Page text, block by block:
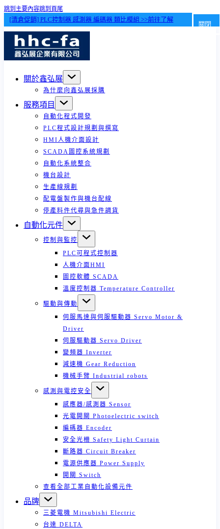
跳到主要內容跳到頁尾
[清倉促銷] PLC控制器 感測器 編碼器 類比模組 >>前往了解
關閉
關於鑫弘展
為什麼向鑫弘展採購
服務項目
自動化程式開發
PLC程式設計規劃與撰寫
HMI人機介面設計
SCADA圖控系統規劃
自動化系統整合
機台設計
生產線規劃
配電盤製作與機台配線
停產料件代尋與急件調貨
自動化元件
控制與監控
PLC可程式控制器
人機介面HMI
圖控軟體 SCADA
溫度控制器 Temperature Controller
驅動與傳動
伺服馬達與伺服驅動器 Servo Motor &
Driver
伺服驅動器 Servo Driver
變頻器 Inverter
減速機 Gear Reduction
機械手臂 Industrial robots
感測與電控安全
感應器/感測器 Sensor
光電開關 Photoelectric switch
編碼器 Encoder
安全光柵 Safety Light Curtain
斷路器 Circuit Breaker
電源供應器 Power Supply
開關 Switch
查看全部工業自動化設備元件
品牌
三菱電機 Mitsubishi Electric
台達 DELTA